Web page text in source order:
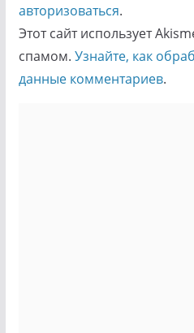
авторизоваться.
Этот сайт использует
спамом. Узнайте, как
данные комментариев.